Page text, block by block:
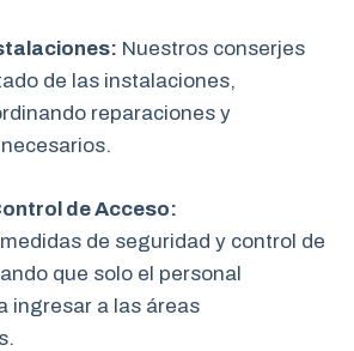
Nuestros conserjes
de las instalaciones,
reparaciones y
de Acceso:
de seguridad y control de
que solo el personal
ingresar a las áreas